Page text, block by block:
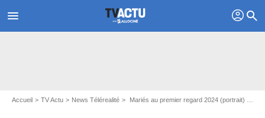
menu profil search
Accueil TV Actu News Télérealité Mariés au premier regard 2024 (portrait) : qui est Tracy, célibataire qui a été arrachée à sa mère enfant ?